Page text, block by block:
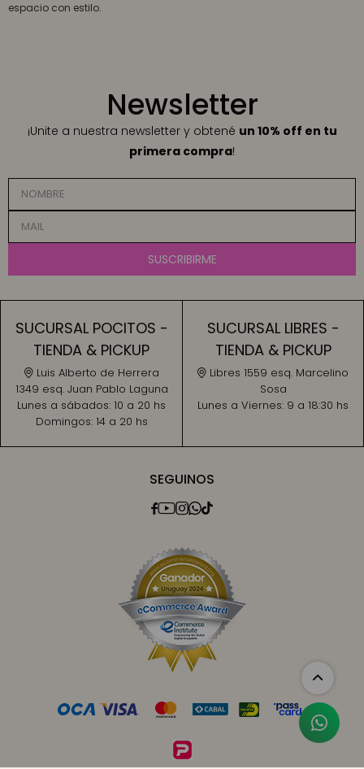
espacio con estilo.
SEGUINOS

Newsletter
¡Unite a nuestra newsletter y obtené un 10% off en tu
primera compra!
SUSCRIBIRME
SUCURSAL POCITOS -
TIENDA & PICKUP
Luis Alberto de Herrera
1349 esq. Juan Pablo Laguna
Lunes a sábados: 10 a 20 hs
Domingos: 14 a 20 hs
SUCURSAL LIBRES -
TIENDA & PICKUP
Libres 1559 esq. Marcelino
Sosa
Lunes a Viernes: 9 a 18:30 hs